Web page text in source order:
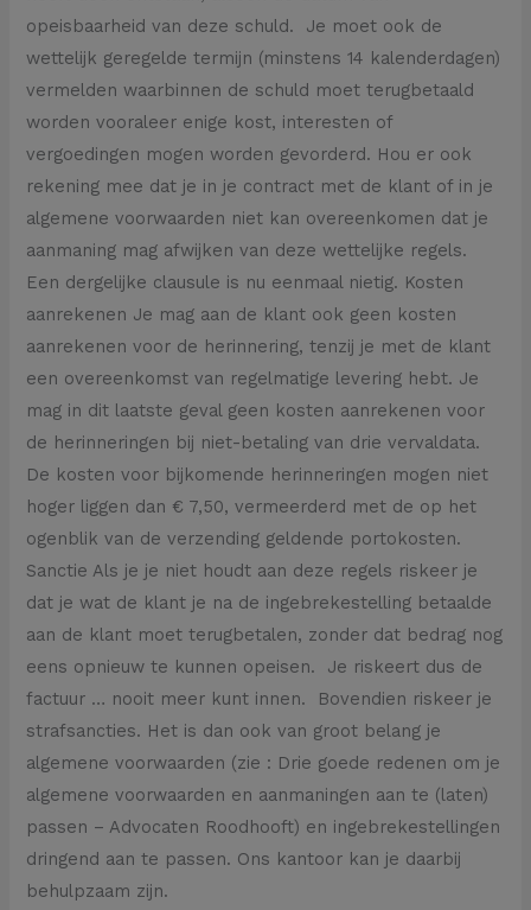
opeisbaarheid van deze schuld. Je moet ook de
wettelijk geregelde termijn (minstens 14 kalenderdagen)
vermelden waarbinnen de schuld moet terugbetaald
worden vooraleer enige kost, interesten of
vergoedingen mogen worden gevorderd. Hou er ook
rekening mee dat je in je contract met de klant of in je
algemene voorwaarden niet kan overeenkomen dat je
aanmaning mag afwijken van deze wettelijke regels.
Een dergelijke clausule is nu eenmaal nietig. Kosten
aanrekenen Je mag aan de klant ook geen kosten
aanrekenen voor de herinnering, tenzij je met de klant
een overeenkomst van regelmatige levering hebt. Je
mag in dit laatste geval geen kosten aanrekenen voor
de herinneringen bij niet-betaling van drie vervaldata.
De kosten voor bijkomende herinneringen mogen niet
hoger liggen dan € 7,50, vermeerderd met de op het
ogenblik van de verzending geldende portokosten.
Sanctie Als je je niet houdt aan deze regels riskeer je
dat je wat de klant je na de ingebrekestelling betaalde
aan de klant moet terugbetalen, zonder dat bedrag nog
eens opnieuw te kunnen opeisen. Je riskeert dus de
factuur … nooit meer kunt innen. Bovendien riskeer je
strafsancties. Het is dan ook van groot belang je
algemene voorwaarden (zie : Drie goede redenen om je
algemene voorwaarden en aanmaningen aan te (laten)
passen – Advocaten Roodhooft) en ingebrekestellingen
dringend aan te passen. Ons kantoor kan je daarbij
behulpzaam zijn.